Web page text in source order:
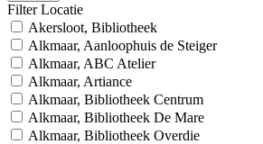
Filter Locatie
Akersloot, Bibliotheek
Alkmaar, Aanloophuis de Steiger
Alkmaar, ABC Atelier
Alkmaar, Artiance
Alkmaar, Bibliotheek Centrum
Alkmaar, Bibliotheek De Mare
Alkmaar, Bibliotheek Overdie